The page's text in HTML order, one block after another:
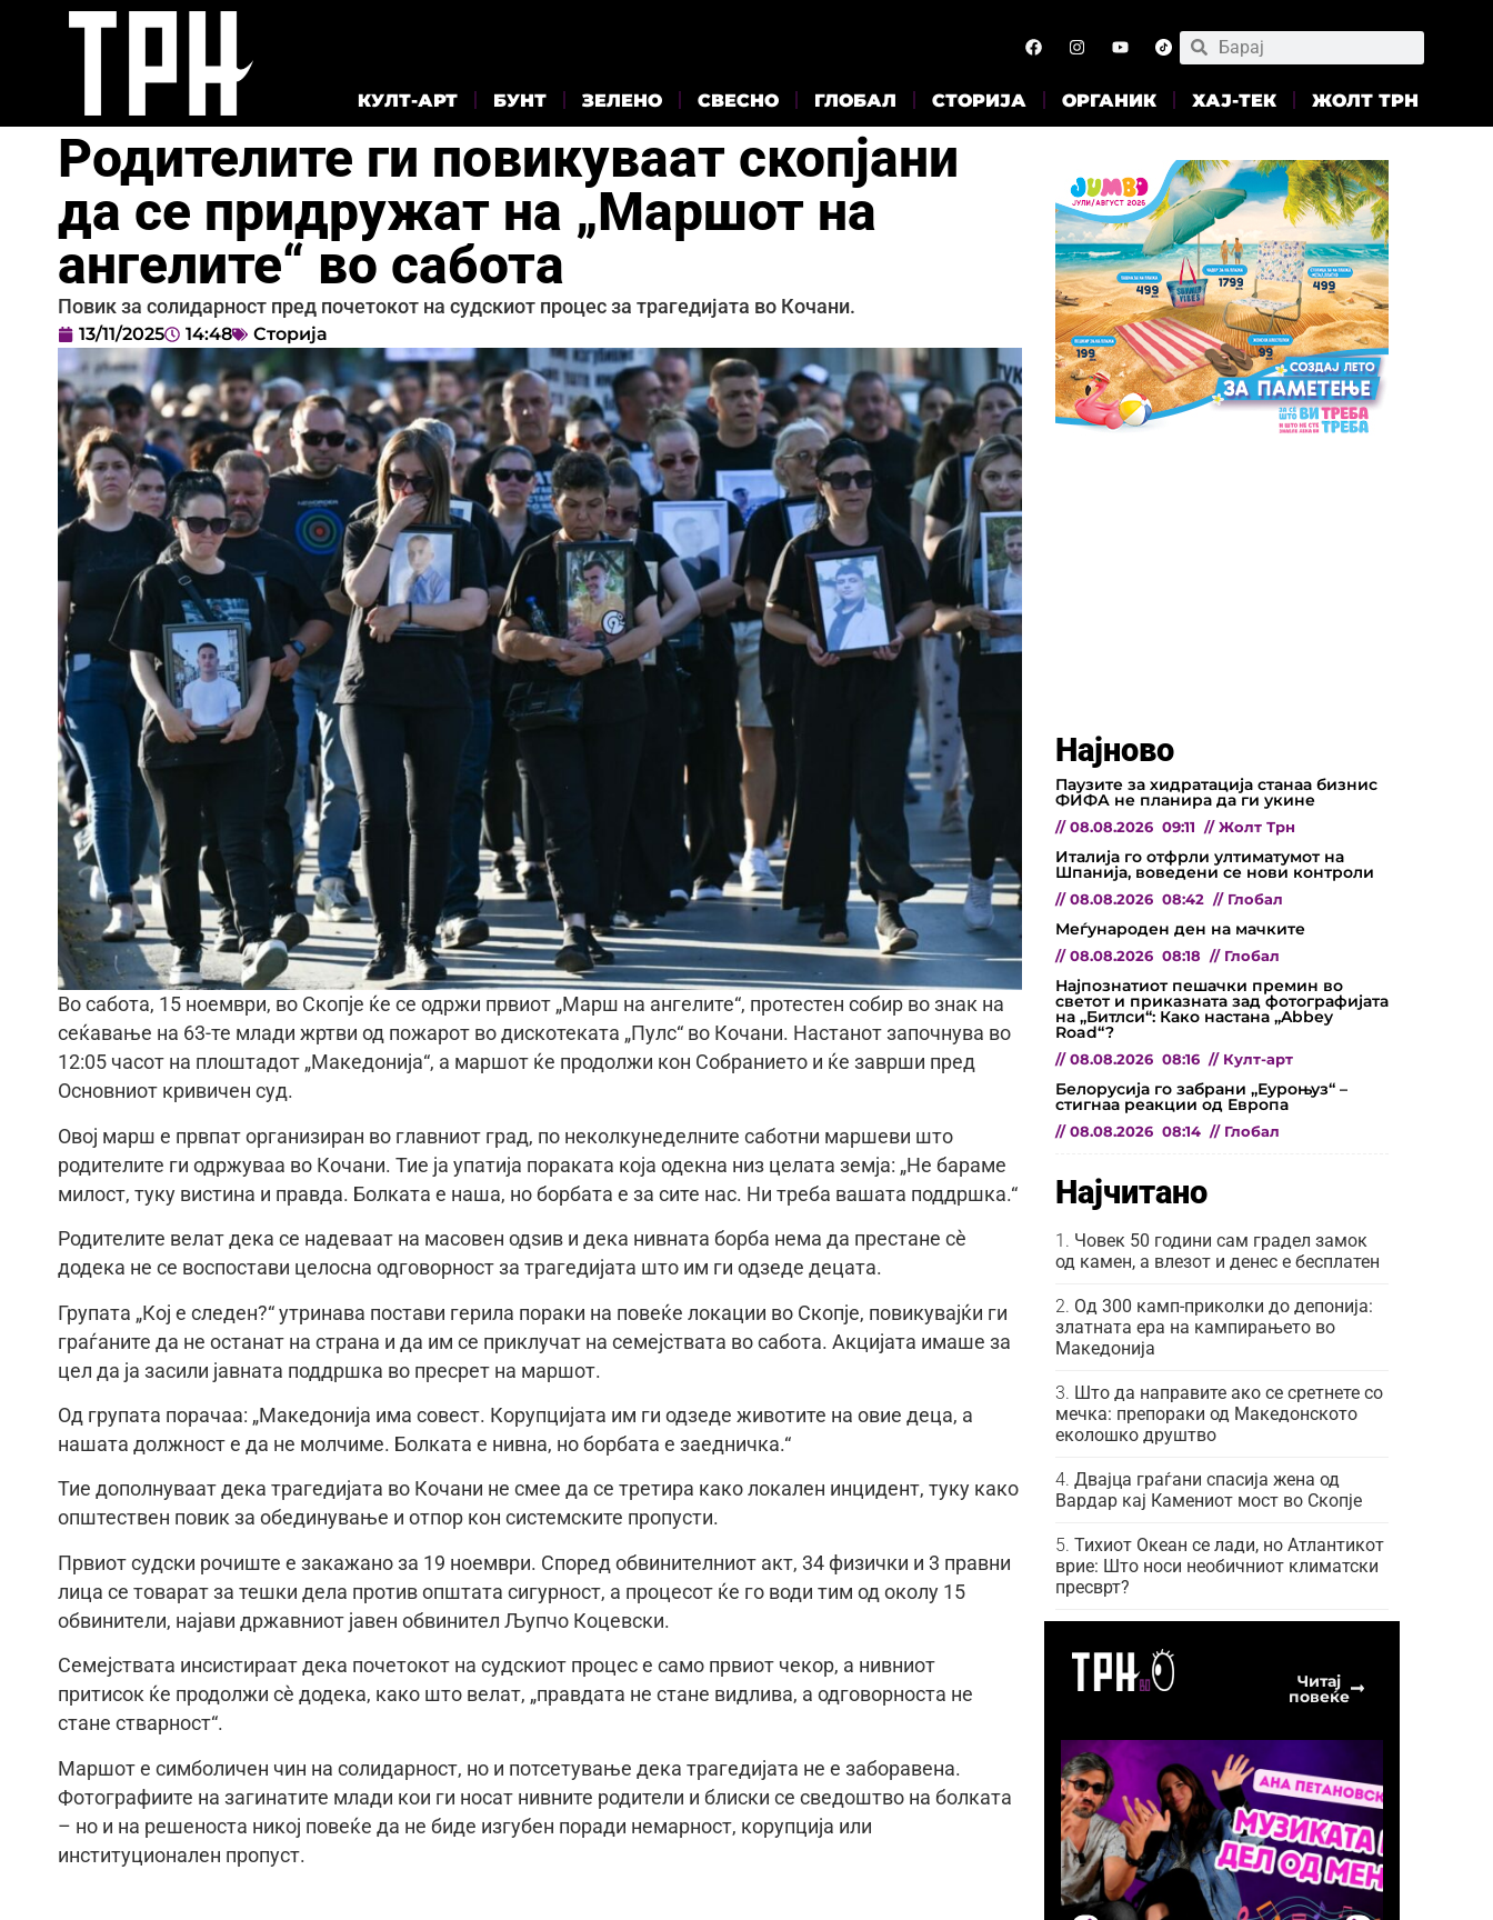
КУЛТ-АРТ БУНТ ЗЕЛЕНО СВЕСНО ГЛОБАЛ СТОРИЈА ОРГАНИК ХАЈ-ТЕК ЖОЛТ ТРН
Родителите ги повикуваат скопјани
да се придружат на „Маршот на
ангелите“ во сабота
Повик за солидарност пред почетокот на судскиот процес за трагедијата во Кочани.
13/11/2025 14:48 Сторија
Во сабота, 15 ноември, во Скопје ќе се одржи првиот „Марш на ангелите“, протестен собир во знак на
сеќавање на 63-те млади жртви од пожарот во дискотеката „Пулс“ во Кочани. Настанот започнува во
12:05 часот на плоштадот „Македонија“, а маршот ќе продолжи кон Собранието и ќе заврши пред
Основниот кривичен суд.
Овој марш е првпат организиран во главниот град, по неколкунеделните саботни маршеви што
родителите ги одржуваа во Кочани. Тие ја упатија пораката која одекна низ целата земја: „Не бараме
милост, туку вистина и правда. Болката е наша, но борбата е за сите нас. Ни треба вашата поддршка.“
Родителите велат дека се надеваат на масовен одѕив и дека нивната борба нема да престане сè
додека не се воспостави целосна одговорност за трагедијата што им ги одзеде децата.
Групата „Кој е следен?“ утринава постави герила пораки на повеќе локации во Скопје, повикувајќи ги
граѓаните да не останат на страна и да им се приклучат на семејствата во сабота. Акцијата имаше за
цел да ја засили јавната поддршка во пресрет на маршот.
Од групата порачаа: „Македонија има совест. Корупцијата им ги одзеде животите на овие деца, а
нашата должност е да не молчиме. Болката е нивна, но борбата е заедничка.“
Тие дополнуваат дека трагедијата во Кочани не смее да се третира како локален инцидент, туку како
општествен повик за обединување и отпор кон системските пропусти.
Првиот судски рочиште е закажано за 19 ноември. Според обвинителниот акт, 34 физички и 3 правни
лица се товарат за тешки дела против општата сигурност, а процесот ќе го води тим од околу 15
обвинители, најави државниот јавен обвинител Љупчо Коцевски.
Семејствата инсистираат дека почетокот на судскиот процес е само првиот чекор, а нивниот
притисок ќе продолжи сè додека, како што велат, „правдата не стане видлива, а одговорноста не
стане стварност“.
Маршот е симболичен чин на солидарност, но и потсетување дека трагедијата не е заборавена.
Фотографиите на загинатите млади кои ги носат нивните родители и блиски се сведоштво на болката
– но и на решеноста никој повеќе да не биде изгубен поради немарност, корупција или
институционален пропуст.
Најново
Паузите за хидратација станаа бизнис
ФИФА не планира да ги укине
// 08.08.2026 09:11 // Жолт Трн
Италија го отфрли ултиматумот на
Шпанија, воведени се нови контроли
// 08.08.2026 08:42 // Глобал
Меѓународен ден на мачките
// 08.08.2026 08:18 // Глобал
Најпознатиот пешачки премин во
светот и приказната зад фотографијата
на „Битлси“: Како настана „Abbey
Road“?
// 08.08.2026 08:16 // Култ-арт
Белорусија го забрани „Еуроњуз“ –
стигнаа реакции од Европа
// 08.08.2026 08:14 // Глобал
Најчитано
Човек 50 години сам градел замок
од камен, а влезот и денес е бесплатен
Од 300 камп-приколки до депонија:
златната ера на кампирањето во
Македонија
Што да направите ако се сретнете со
мечка: препораки од Македонското
еколошко друштво
Двајца граѓани спасија жена од
Вардар кај Камениот мост во Скопје
Тихиот Океан се лади, но Атлантикот
врие: Што носи необичниот климатски
пресврт?
Читај
повеќе